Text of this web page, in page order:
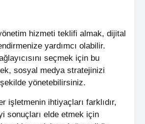
hizmeti teklifi almak, dijital
yardımcı olabilir.
seçmek için bu
sosyal medya stratejinizi
yönetebilirsiniz.
işletmenin ihtiyaçları farklıdır,
sonuçları elde etmek için